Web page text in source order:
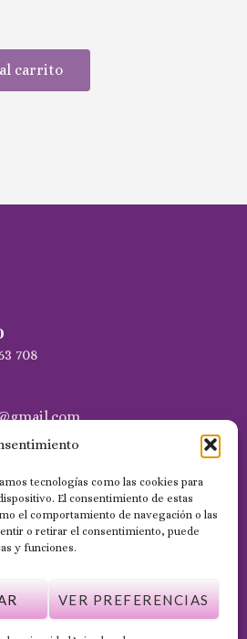
tecnologías como las cookies para
El consentimiento de estas
el comportamiento de navegación o las
o retirar el consentimiento, puede
y funciones.
VER PREFERENCIAS
carrito
708
Marín Acuña, 53, (35014)
de Gran Canaria
por Wilapp España